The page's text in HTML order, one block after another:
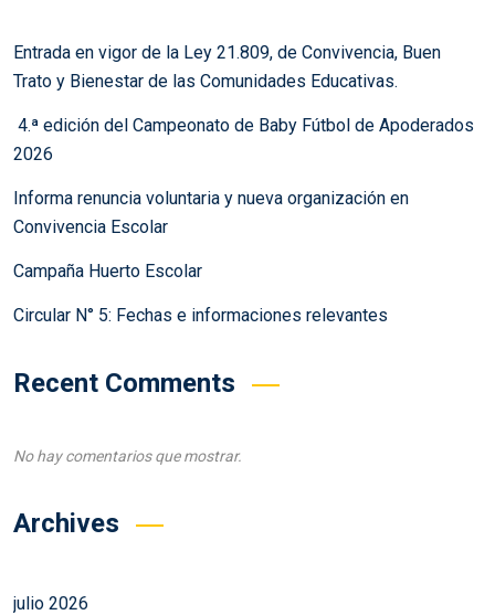
Entrada en vigor de la Ley 21.809, de Convivencia, Buen
Trato y Bienestar de las Comunidades Educativas.
4.ª edición del Campeonato de Baby Fútbol de Apoderados
2026
Informa renuncia voluntaria y nueva organización en
Convivencia Escolar
Campaña Huerto Escolar
Circular N° 5: Fechas e informaciones relevantes
Recent Comments
No hay comentarios que mostrar.
Archives
julio 2026